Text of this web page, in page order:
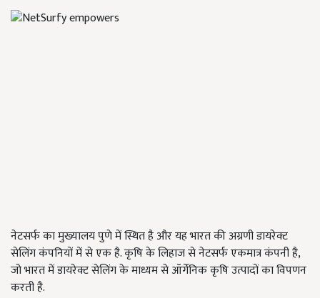
नेटसर्फ का मुख्यालय पुणे में स्थित है और यह भारत की अग्रणी डायरेक्ट
सेलिंग कंपनियों में से एक है. कृषि के लिहाज से नेटसर्फ एकमात्र कंपनी है,
जो भारत में डायरेक्ट सेलिंग के माध्यम से ऑर्गेनिक कृषि उत्पादों का विपणन
करती है.